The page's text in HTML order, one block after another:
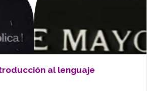
al lenguaje